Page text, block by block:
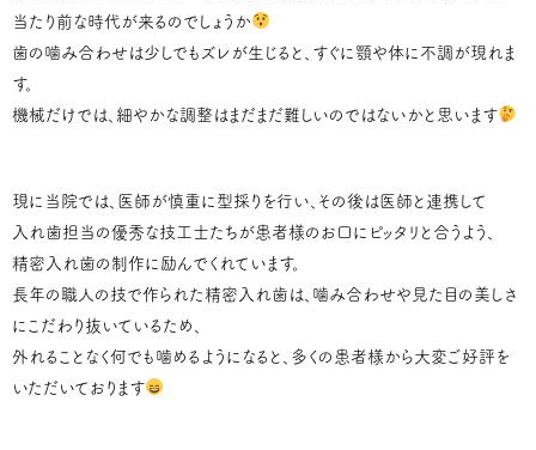
当たり前な時代が来るのでしょうか
歯の噛み合わせは少しでもズレが生じると、すぐに顎や体に不調が現れま
す。
機械だけでは、細やかな調整はまだまだ難しいのではないかと思います
現に当院では、医師が慎重に型採りを行い、その後は医師と連携して
入れ歯担当の優秀な技工士たちが患者様のお口にピッタリと合うよう、
精密入れ歯の制作に励んでくれています。
長年の職人の技で作られた精密入れ歯は、噛み合わせや見た目の美しさ
にこだわり抜いているため、
外れることなく何でも噛めるようになると、多くの患者様から大変ご好評を
いただいております